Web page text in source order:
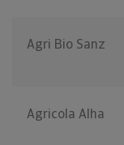
Agri Bio Sanz
Agricola Alha